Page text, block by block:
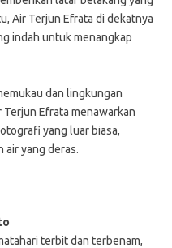
Air Terjun Efrata di dekatnya
indah untuk menangkap
dan lingkungan
Efrata menawarkan
yang luar biasa,
air yang deras.
terbit dan terbenam,